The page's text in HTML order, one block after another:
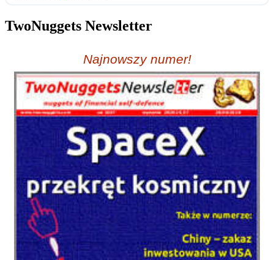
TwoNuggets Newsletter
Najnowszy numer!